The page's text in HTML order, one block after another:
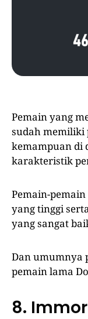
Pemain yang
sudah memiliki
kemampuan di
karakteristik
Pemain-
yang tinggi
yang sangat
Dan umumnya
pemain lama
8.